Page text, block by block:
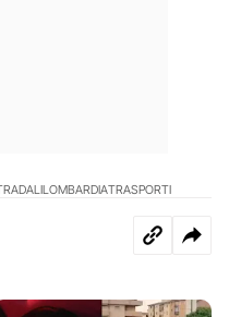
LOMBARDIATRASPORTI